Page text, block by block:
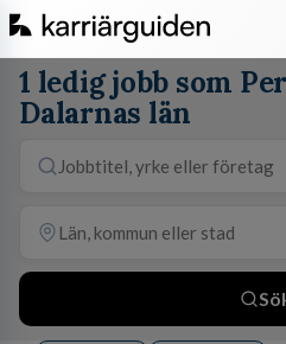
1 ledig jobb som
Dalarnas län